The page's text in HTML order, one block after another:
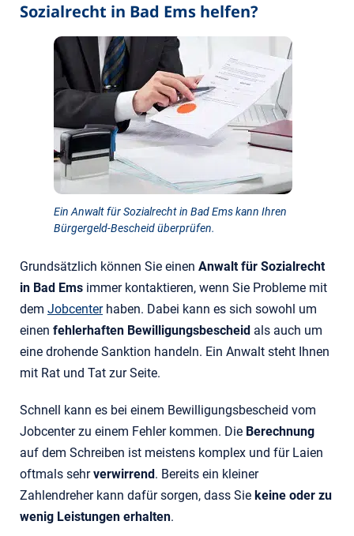
Sozialrecht in Bad Ems helfen?
Ein Anwalt für Sozialrecht in Bad Ems kann Ihren
Bürgergeld-Bescheid überprüfen.
Grundsätzlich können Sie einen Anwalt für Sozialrecht
in Bad Ems immer kontaktieren, wenn Sie Probleme mit
dem Jobcenterhaben. Dabei kann es sich sowohl um
einen fehlerhaften Bewilligungsbescheid als auch um
eine drohende Sanktion handeln. Ein Anwalt steht Ihnen
mit Rat und Tat zur Seite.
Schnell kann es bei einem Bewilligungsbescheid vom
Jobcenter zu einem Fehler kommen. Die Berechnung
auf dem Schreiben ist meistens komplex und für Laien
oftmals sehrverwirrend. Bereits ein kleiner
Zahlendreher kann dafür sorgen, dass Sie keine oder zu
wenig Leistungen erhalten.